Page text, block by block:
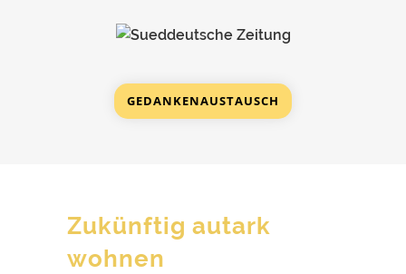
GEDANKENAUSTAUSCH
Zukünftig autark
wohnen